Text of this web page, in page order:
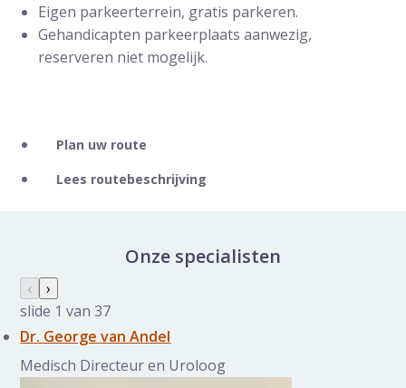
Eigen parkeerterrein, gratis parkeren.
Gehandicapten parkeerplaats aanwezig,
reserveren niet mogelijk.
Plan uw route
Lees routebeschrijving
Onze specialisten
Specialisten galerij overslaan
Vorige slide
‹ Volgende slide
›
slide 1 van 37
Dr. George van Andel
Medisch Directeur en Uroloog